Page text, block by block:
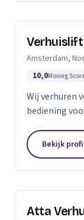
Amsterdam,
10,0Moving
Wij verhuren
bediening
service.
Bekijk
Atta